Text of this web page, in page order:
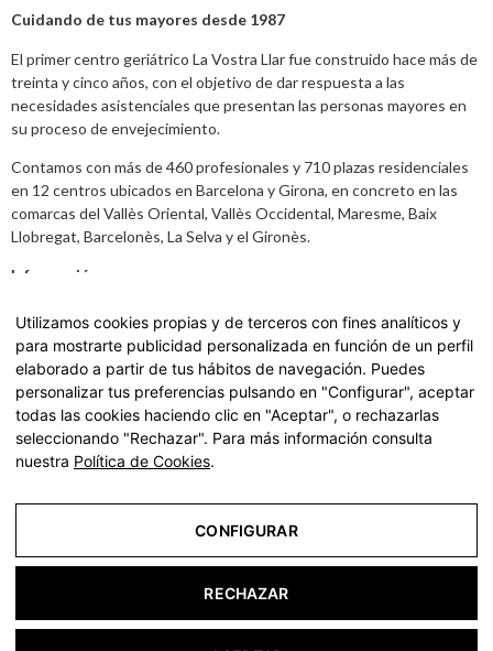
Cuidando de tus mayores desde 1987
El primer centro geriátrico La Vostra Llar fue construido hace más de
treinta y cinco años, con el objetivo de dar respuesta a las
necesidades asistenciales que presentan las personas mayores en
su proceso de envejecimiento.
Contamos con más de 460 profesionales y 710 plazas residenciales
en 12 centros ubicados en Barcelona y Girona, en concreto en las
comarcas del Vallès Oriental, Vallès Occidental, Maresme, Baix
Llobregat, Barcelonès, La Selva y el Gironès.
Información
Aviso legal Política de Privacidad y datos
Carta de Servicios
Accede a nuestra Carta de Servicios haciendoclick aquí.
edad | La Vostra Llar - Todos los derechos reservados
Utilizamos cookies propias y de terceros con fines analíticos y
para mostrarte publicidad personalizada en función de un perfil
elaborado a partir de tus hábitos de navegación. Puedes
personalizar tus preferencias pulsando en "Configurar", aceptar
todas las cookies haciendo clic en "Aceptar", o rechazarlas
seleccionando "Rechazar". Para más información consulta
nuestra Política de Cookies.
CONFIGURAR
RECHAZAR
Aviso Legal
Política de Privacidad
Política de Cookies